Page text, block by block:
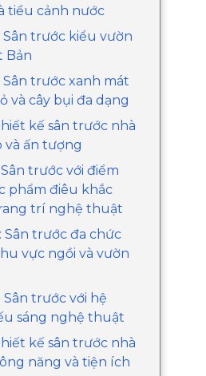
tiểu cảnh nước
Sân trước kiểu vườn
Bản
Sân trước xanh mát
và cây bụi đa dạng
kế sân trước nhà
và ấn tượng
Sân trước với điểm
phẩm điêu khắc
trí nghệ thuật
Sân trước đa chức
vực ngồi và vườn
Sân trước với hệ
sáng nghệ thuật
kế sân trước nhà
năng và tiện ích